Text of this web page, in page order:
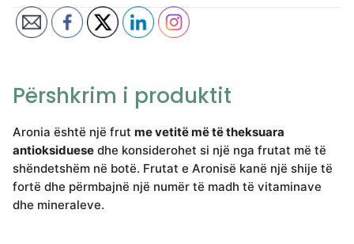
Përshkrim i produktit
Aronia është një frut me vetitë më të theksuara
antioksiduese dhe konsiderohet si një nga frutat më të
shëndetshëm në botë. Frutat e Aronisë kanë një shije të
fortë dhe përmbajnë një numër të madh të vitaminave
dhe mineraleve.